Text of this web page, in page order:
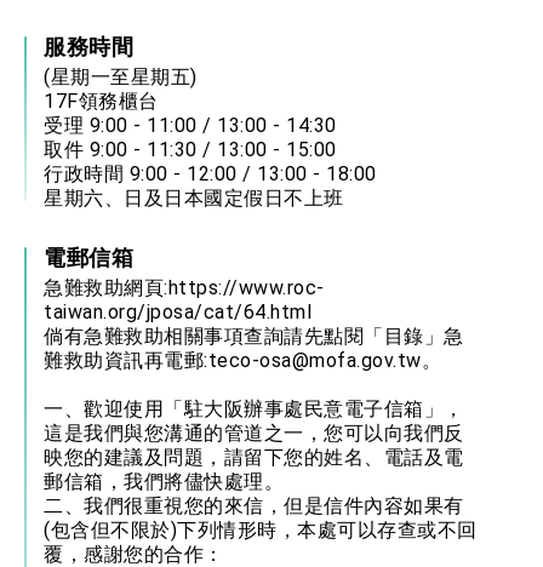
服務時間
(星期一至星期五)
17F領務櫃台
受理 9:00 - 11:00 / 13:00 - 14:30
取件 9:00 - 11:30 / 13:00 - 15:00
行政時間 9:00 - 12:00 / 13:00 - 18:00
星期六、日及日本國定假日不上班
電郵信箱
急難救助網頁:https://www.roc-
taiwan.org/jposa/cat/64.html
倘有急難救助相關事項查詢請先點閱「目錄」急
難救助資訊再電郵:teco-osa@mofa.gov.tw。
一、歡迎使用「駐大阪辦事處民意電子信箱」，
這是我們與您溝通的管道之一，您可以向我們反
映您的建議及問題，請留下您的姓名、電話及電
郵信箱，我們將儘快處理。
二、我們很重視您的來信，但是信件內容如果有
(包含但不限於)下列情形時，本處可以存查或不回
覆，感謝您的合作：